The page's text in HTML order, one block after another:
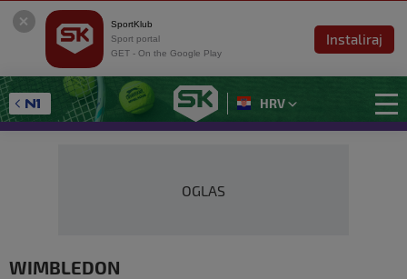
SportKlub
Sport portal
GET - On the Google Play
Instaliraj
HRV
OGLAS
WIMBLEDON